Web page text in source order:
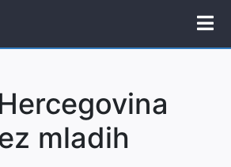
mladih